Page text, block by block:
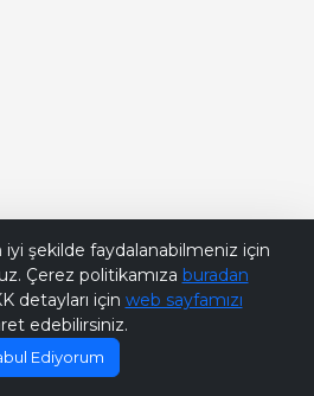
şekilde faydalanabilmeniz için
Çerez politikamıza buradan
detayları için web sayfamızı
edebilirsiniz.
Ediyorum
Bana Soru Sor | Ask Me